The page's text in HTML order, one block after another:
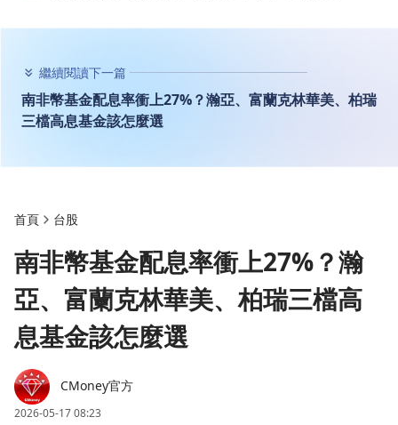
繼續閱讀下一篇
南非幣基金配息率衝上27%？瀚亞、富蘭克林華美、柏瑞
三檔高息基金該怎麼選
首頁 台股
南非幣基金配息率衝上27%？瀚
亞、富蘭克林華美、柏瑞三檔高
息基金該怎麼選
CMoney官方
2026-05-17 08:23